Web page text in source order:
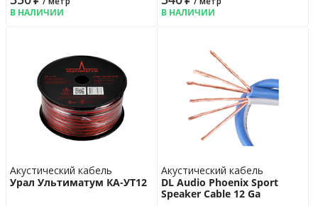
В НАЛИЧИИ
В НАЛИЧИИ
Акустический кабель
Урал Ультиматум КА-УT12
Акустический кабель
DL Audio Phoenix Sport
Speaker Cable 12 Ga